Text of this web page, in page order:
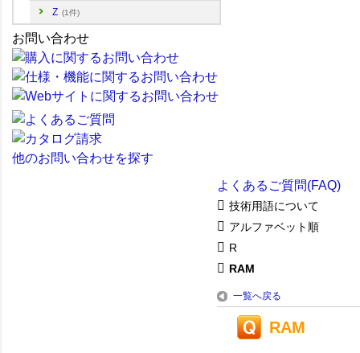
Z (1件)
お問い合わせ
他のお問い合わせを探す
よくあるご質問(FAQ)
技術用語について
アルファベット順
R
RAM
一覧へ戻る
RAM